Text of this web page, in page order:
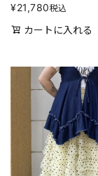
¥21,780税込
カートに入れる